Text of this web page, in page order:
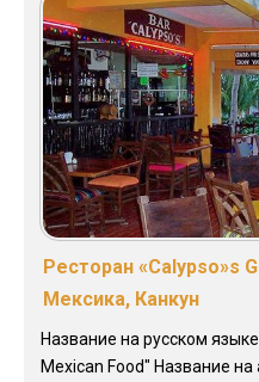
Ресторан «Calypso»s
Мексика, Канкун
Название на русском
Mexican Food" Название на